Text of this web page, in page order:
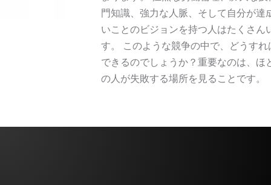
門知識、強力な人脈、そして自分が達
いことのビジョンを持つ人はたくさん
す。 このような競争の中で、どうすれ
できるのでしょうか？重要なのは、ほ
の人が失敗する場所を見ることです。